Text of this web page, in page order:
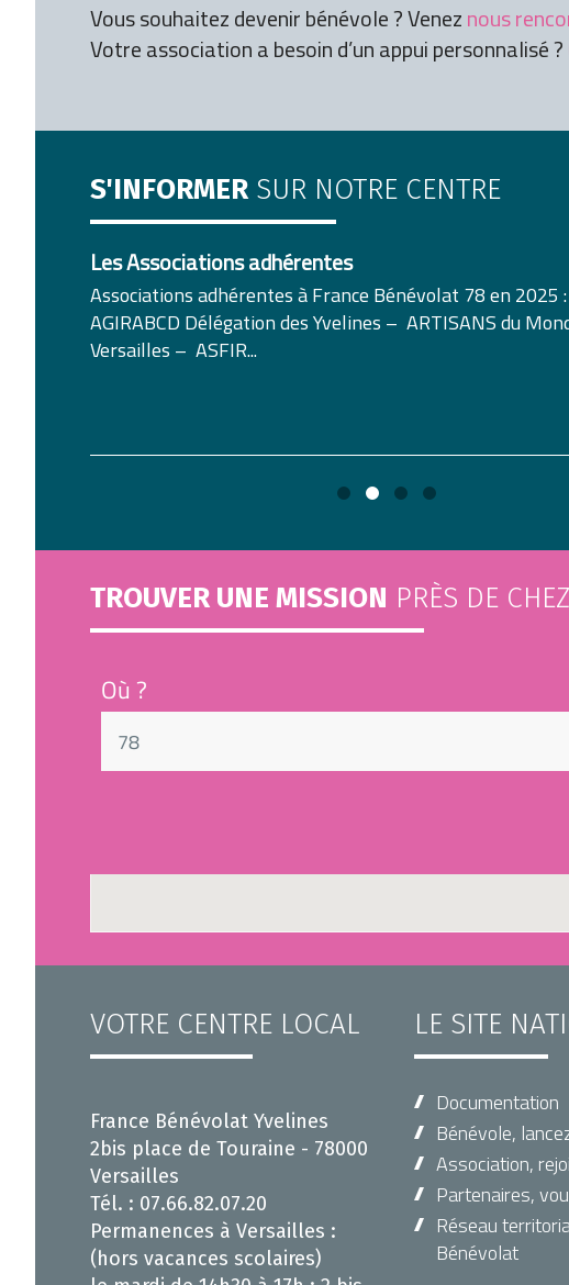
Vous souhaitez devenir bénévole ? Veneznous
Votre association a besoin d’un appui personnalisé ?
S'INFORMERSUR NOTRE CENTRE
Les Associations adhérentes
Associations adhérentes à France Bénévolat 78 en 2025
AGIRABCD Délégation des Yvelines – ARTISANS du
Versailles – ASFIR...
TROUVER UNE MISSION PRÈS DE
VOTRE CENTRE LOCAL
France Bénévolat Yvelines
2bis place de Touraine - 78000
Versailles
Tél. : 07.66.82.07.20
Permanences à Versailles :
(hors vacances scolaires)
LE SITE
Documentation
Bénévole,
Association,
Partenaires,
Réseau
Bénévolat